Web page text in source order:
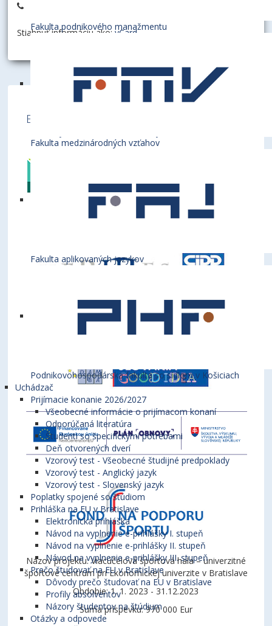
Fakulta podnikového manažmentu
Fakulta medzinárodných vzťahov
Fakulta aplikovaných jazykov
Podnikovohospodárska fakulta so sídlom v Košiciach
Uchádzač
Prijímacie konanie 2026/2027
Všeobecné informácie o prijímacom konaní
Odporúčaná literatúra
Študenti so špecifickými potrebami
Deň otvorených dverí
Vzorový test - Všeobecné študijné predpoklady
Vzorový test - Anglický jazyk
Vzorový test - Slovenský jazyk
Poplatky spojené so štúdiom
Prihláška na EU v Bratislave
Elektronická prihláška
Návod na vyplnenie e-prihlášky I. stupeň
Návod na vyplnenie e-prihlášky II. stupeň
Návod na vyplnenie e-prihlášky III. stupeň
Prečo študovať na EU v Bratislave
Dôvody prečo študovať na EU v Bratislave
Profily absolventov
Názory študentov na štúdium
Otázky a odpovede
Stiahnuť informáciu ako:vCard
Ekonomická univerzita v Bratislave je členom
Názov projektu: Viacúčelová športová hala – univerzitné
športové centrum pri Ekonomickej univerzite v Bratislave
Obdobie: 1. 1. 2023 - 31.12.2023
Suma príspevku: 970 000 Eur